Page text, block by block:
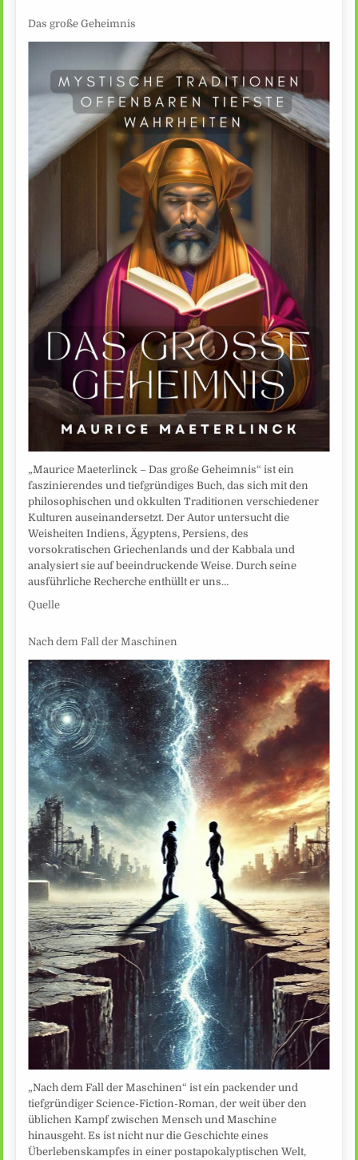
Das große Geheimnis
„Maurice Maeterlinck – Das große Geheimnis“ ist ein
faszinierendes und tiefgründiges Buch, das sich mit den
philosophischen und okkulten Traditionen verschiedener
Kulturen auseinandersetzt. Der Autor untersucht die
Weisheiten Indiens, Ägyptens, Persiens, des
vorsokratischen Griechenlands und der Kabbala und
analysiert sie auf beeindruckende Weise. Durch seine
ausführliche Recherche enthüllt er uns…
Quelle
Nach dem Fall der Maschinen
„Nach dem Fall der Maschinen“ ist ein packender und
tiefgründiger Science-Fiction-Roman, der weit über den
üblichen Kampf zwischen Mensch und Maschine
hinausgeht. Es ist nicht nur die Geschichte eines
Überlebenskampfes in einer postapokalyptischen Welt,